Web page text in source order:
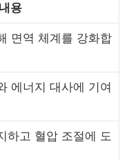
내용
면역 체계를 강화합
에너지 대사에 기여
하고 혈압 조절에 도